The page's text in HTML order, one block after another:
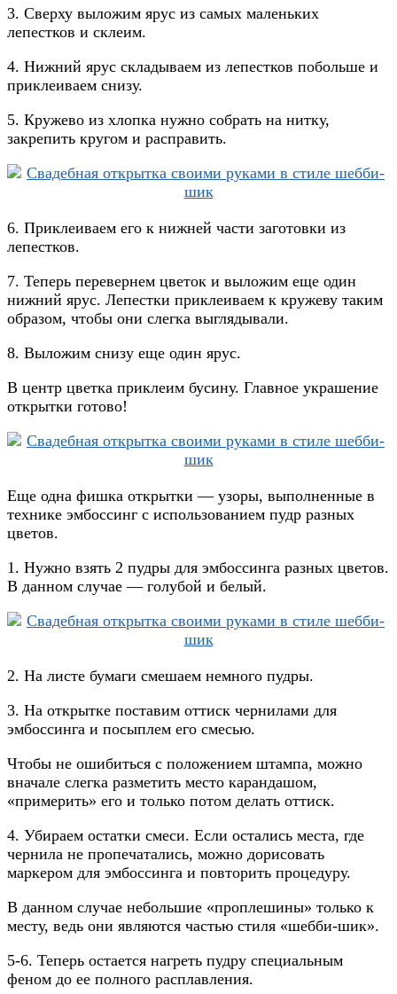
3. Сверху выложим ярус из самых маленьких
лепестков и склеим.
4. Нижний ярус складываем из лепестков побольше и
приклеиваем снизу.
5. Кружево из хлопка нужно собрать на нитку,
закрепить кругом и расправить.
6. Приклеиваем его к нижней части заготовки из
лепестков.
7. Теперь перевернем цветок и выложим еще один
нижний ярус. Лепестки приклеиваем к кружеву таким
образом, чтобы они слегка выглядывали.
8. Выложим снизу еще один ярус.
В центр цветка приклеим бусину. Главное украшение
открытки готово!
Еще одна фишка открытки — узоры, выполненные в
технике эмбоссинг с использованием пудр разных
цветов.
1. Нужно взять 2 пудры для эмбоссинга разных цветов.
В данном случае — голубой и белый.
2. На листе бумаги смешаем немного пудры.
3. На открытке поставим оттиск чернилами для
эмбоссинга и посыплем его смесью.
Чтобы не ошибиться с положением штампа, можно
вначале слегка разметить место карандашом,
«примерить» его и только потом делать оттиск.
4. Убираем остатки смеси. Если остались места, где
чернила не пропечатались, можно дорисовать
маркером для эмбоссинга и повторить процедуру.
В данном случае небольшие «проплешины» только к
месту, ведь они являются частью стиля «шебби-шик».
5-6. Теперь остается нагреть пудру специальным
феном до ее полного расплавления.